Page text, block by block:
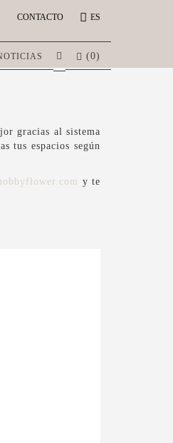
CONTACTO ES
(0)
gracias al sistema
tus espacios según
y te